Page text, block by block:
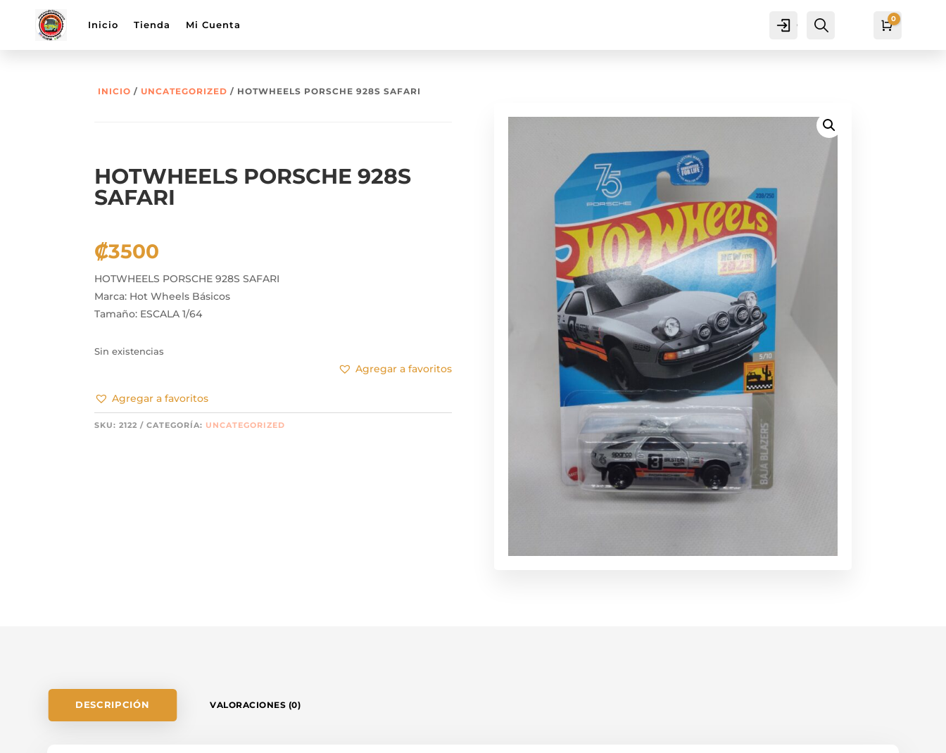
Inicio Tienda Mi Cuenta Cuenta Carro
0
INICIO / UNCATEGORIZED / HOTWHEELS PORSCHE 928S SAFARI
HOTWHEELS PORSCHE 928S
SAFARI
₡3500
HOTWHEELS PORSCHE 928S SAFARI
Marca: Hot Wheels Básicos
Tamaño: ESCALA 1/64
Sin existencias
Agregar a favoritos
Agregar a favoritos
SKU:2122 CATEGORÍA: UNCATEGORIZED
DESCRIPCIÓN VALORACIONES (0)